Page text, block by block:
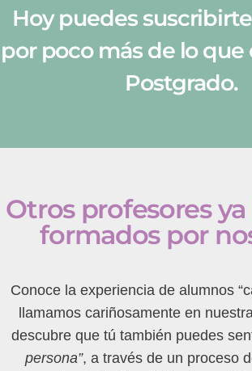
Hoy puedes
por poco más de lo que
Postgrado.
Otros profesores
formados por
Conoce la experiencia de alumnos
llamamos cariñosamente en
descubre que tú también puedes
persona”, a través de un proceso